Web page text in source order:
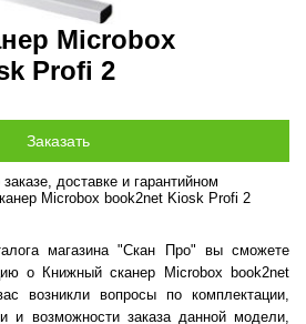
Microbox
Profi 2
доставке и гарантийном
Microbox book2net Kiosk Profi 2
магазина "Скан Про" вы сможете
о Книжный сканер Microbox book2net
возникли вопросы по комплектации,
и возможности заказа данной модели,